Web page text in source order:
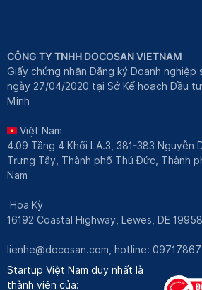
CÔNG TY TNHH DOCOSAN VIETNAM
Giấy chứng nhận Đăng ký Doanh nghiệp
ngày 27/04/2020 tại Sở Kế hoạch Đầu
Minh
Việt Nam
4.09 Tầng 4 Khối LA.3, 381-383 Nguyễn
Trưng Tây, Thành phố Thủ Đức, Thành
Nam
Hoa Kỳ
16192 Coastal Highway, Lewes, DE
lienhe@docosan.com , hotline:
Startup Việt Nam duy nhất là
thành viên của: